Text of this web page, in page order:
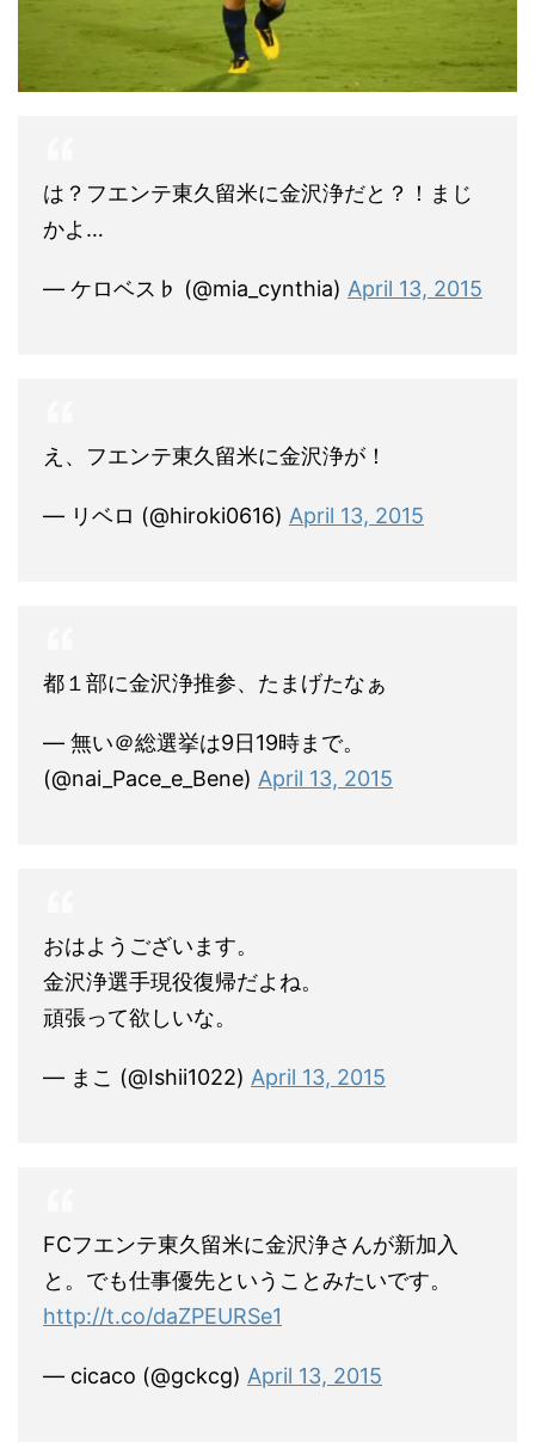
は？フエンテ東久留米に金沢浄だと？！まじ
かよ…
— ケロベス♭ (@mia_cynthia) April 13, 2015
え、フエンテ東久留米に金沢浄が！
— リベロ (@hiroki0616) April 13, 2015
都１部に金沢浄推参、たまげたなぁ
— 無い＠総選挙は9日19時まで。
(@nai_Pace_e_Bene) April 13, 2015
おはようございます。
金沢浄選手現役復帰だよね。
頑張って欲しいな。
— まこ (@Ishii1022) April 13, 2015
FCフエンテ東久留米に金沢浄さんが新加入
と。でも仕事優先ということみたいです。
http://t.co/daZPEURSe1
— cicaco (@gckcg) April 13, 2015